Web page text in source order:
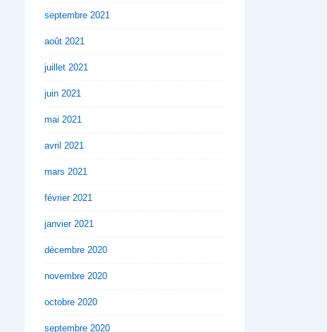
septembre 2021
août 2021
juillet 2021
juin 2021
mai 2021
avril 2021
mars 2021
février 2021
janvier 2021
décembre 2020
novembre 2020
octobre 2020
septembre 2020